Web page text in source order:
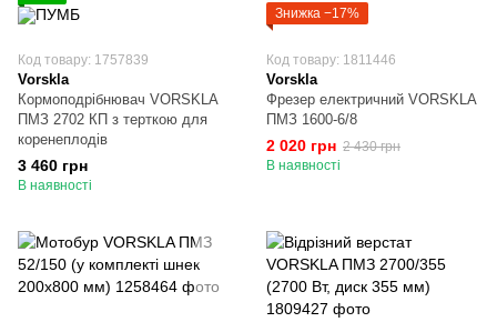
Код товару: 1757839
Vorskla
Кормоподрібнювач VORSKLA
ПМЗ 2702 КП з терткою для
коренеплодів
3 460 грн
В наявності
Знижка −17%
Код товару: 1811446
Vorskla
Фрезер електричний VORSKLA
ПМЗ 1600-6/8
2 020 грн 2 430 грн
В наявності